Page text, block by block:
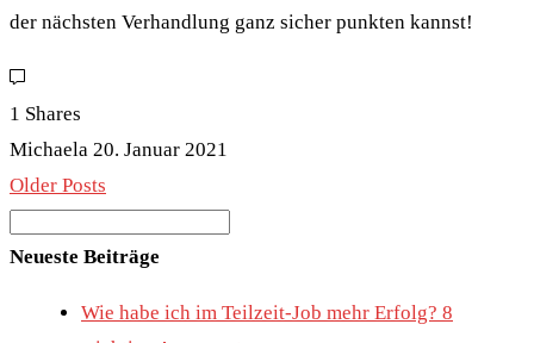
der nächsten Verhandlung ganz sicher punkten kannst!
1 Shares
Michaela 20. Januar 2021
Older Posts
for:
Neueste Beiträge
Wie habe ich im Teilzeit-Job mehr Erfolg? 8